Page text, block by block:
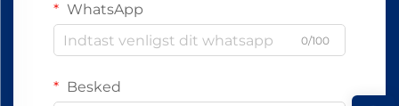
WhatsApp
0/100
Besked